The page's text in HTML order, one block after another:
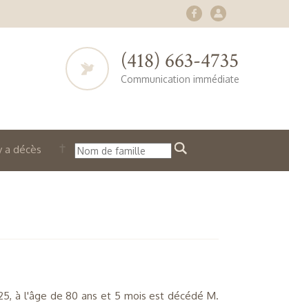
(418) 663-4735
Communication immédiate
a décès
à l'âge de 80 ans et 5 mois est décédé M.